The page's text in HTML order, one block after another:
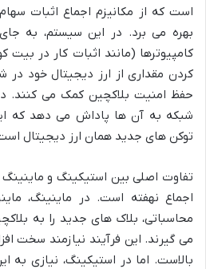
بهره می برد. در این سیستم، به
کامپیوترها (مانند اثبات کار در بیت
کردن مقداری از ارز دیجیتال خود در
حفظ امنیت بلاکچین کمک می کنند.
شبکه به آن ها پاداش می دهد که
توکن های جدید همان ارز دیجیتال
تفاوت اصلی بین استیکینگ و
اجماع نهفته است. در ماینینگ،
محاسباتی، بلاک های جدید را به
می گیرند. این فرآیند نیازمند سخت
بالاست. اما در استیکینگ، نیازی به